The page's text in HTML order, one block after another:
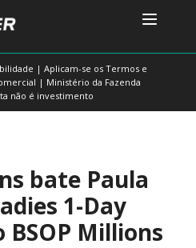
| Aplicam-se os Termos e
| Ministério da Fazenda
não é investimento
bate Paula
1-Day
BSOP Millions